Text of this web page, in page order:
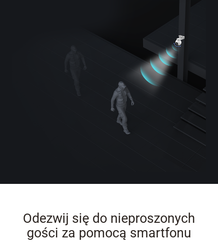
Odezwij się do nieproszonych
gości za pomocą smartfonu